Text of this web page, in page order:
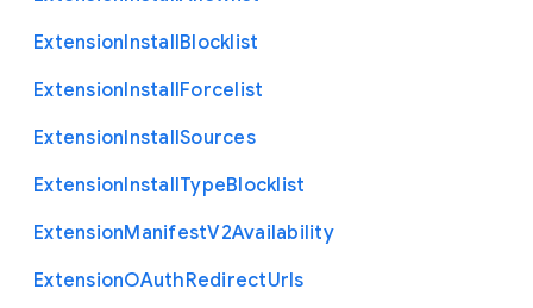
ExtensionInstallBlocklist
ExtensionInstallForcelist
ExtensionInstallSources
ExtensionInstallTypeBlocklist
ExtensionManifestV2Availability
ExtensionOAuthRedirectUrls